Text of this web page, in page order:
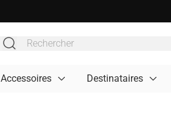
Accessoires Destinataires